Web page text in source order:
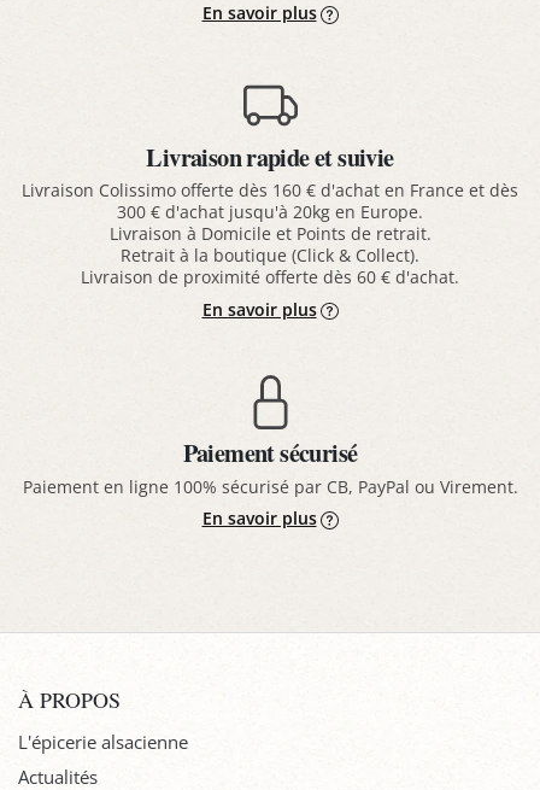
En savoir plus
Livraison rapide et suivie
Livraison Colissimo offerte dès 160 € d'achat en France et dès
300 € d'achat jusqu'à 20kg en Europe.
Livraison à Domicile et Points de retrait.
Retrait à la boutique (Click & Collect).
Livraison de proximité offerte dès 60 € d'achat.
En savoir plus
Paiement sécurisé
Paiement en ligne 100% sécurisé par CB, PayPal ou Virement.
En savoir plus
À PROPOS
L'épicerie alsacienne
Actualités